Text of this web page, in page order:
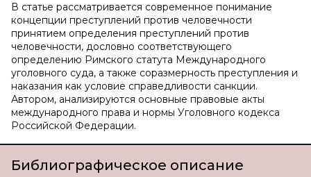
В статье рассматривается современное понимание
концепции преступлений против человечности
принятием определения преступлений против
человечности, дословно соответствующего
определению Римского статута Международного
уголовного суда, а также соразмерность преступления и
наказания как условие справедливости санкции.
Автором, анализируются основные правовые акты
международного права и нормы Уголовного кодекса
Российской Федерации.
Библиографическое описание